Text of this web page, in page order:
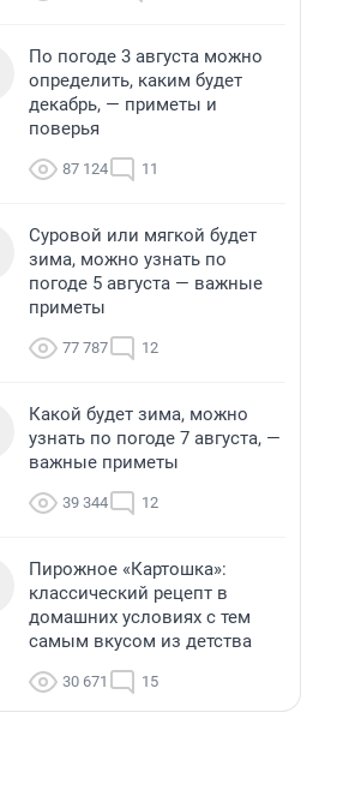
По погоде 3 августа можно
определить, каким будет
декабрь, — приметы и
поверья
87 124 11
Суровой или мягкой будет
зима, можно узнать по
погоде 5 августа — важные
приметы
77 787 12
Какой будет зима, можно
узнать по погоде 7 августа, —
важные приметы
39 344 12
Пирожное «Картошка»:
классический рецепт в
домашних условиях с тем
самым вкусом из детства
30 671 15